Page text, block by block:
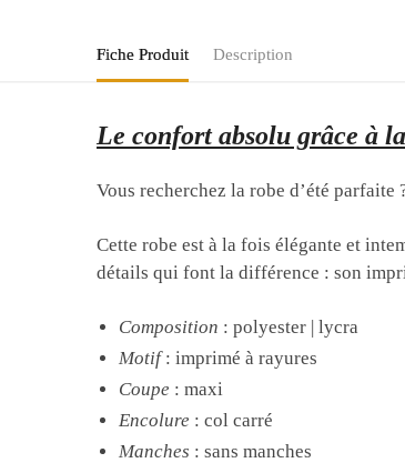
Fiche Produit Description
Le confort absolu grâce à
Vous recherchez la robe d’été parfaite
Cette robe est à la fois élégante et
détails qui font la différence : son
Composition : polyester | lycra
Motif: imprimé à rayures
Coupe : maxi
Encolure : col carré
Manches : sans manches